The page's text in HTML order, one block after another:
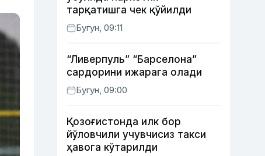
тарқатишга чек қўйилди
Бугун, 09:11
“Ливерпуль” “Барселона”
сардорини ижарага олади
Бугун, 09:00
Қозоғистонда илк бор
йўловчили учувчисиз такси
ҳавога кўтарилди